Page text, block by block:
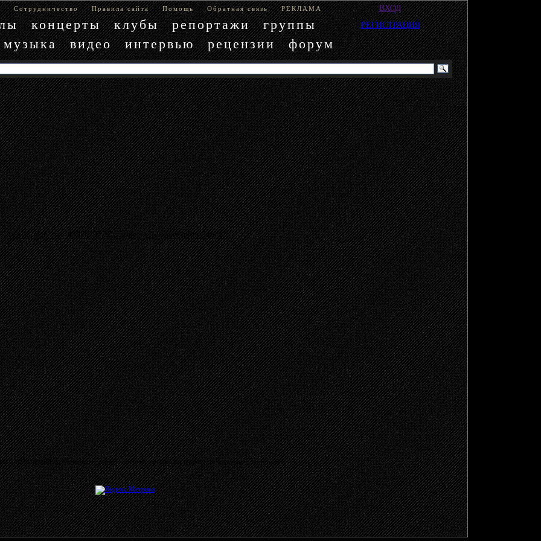
Сотрудничество Правила сайта Помощь Обратная связь РЕКЛАМА
концерты клубы репортажи
группы
музыка
видео интервью рецензии форум
ВХОД
РЕГИСТРАЦИЯ
ad-slot" => "4397029779", :style => "display:inline-block"}
- 2026 MetalRus. Материалы сайта защищены авторским правом. Копирование запрещено.